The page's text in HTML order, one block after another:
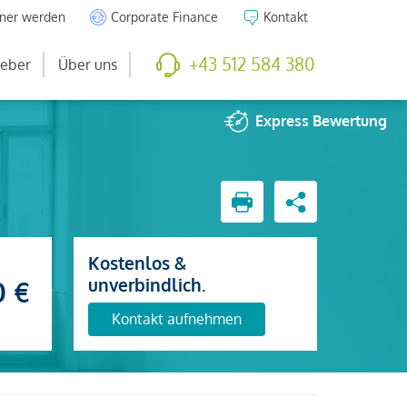
werden Corporate Finance Kontakt
Über uns +43 512 584 380
Express Bewertung
€
Kostenlos &
unverbindlich.
Kontakt aufnehmen